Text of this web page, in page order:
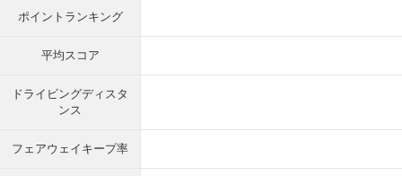
ポイントランキング
平均スコア
ドライビングディスタ
ンス
フェアウェイキープ率